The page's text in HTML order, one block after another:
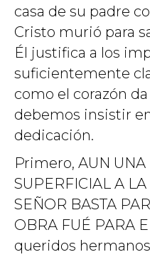
casa de su padre
Cristo murió para
Él justifica a los
suficientemente
como el corazón
debemos insistir
dedicación.
Primero, AUN
SUPERFICIAL A
SEÑOR BASTA
OBRA FUÉ PARA
queridos